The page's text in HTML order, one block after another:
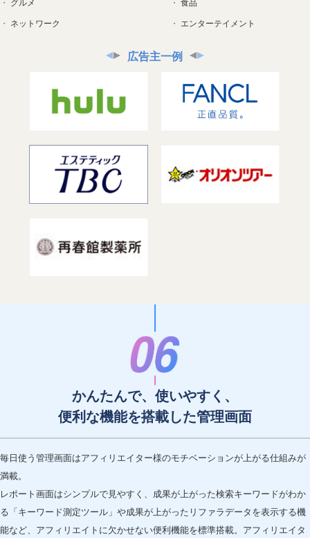
グルメ
ネットワーク
食品
エンターテイメント
広告主一例
かんたんで、使いやすく、
便利な機能を搭載した管理画面
毎日使う管理画面はアフィリエイター様のモチベーションが上がる仕組みが
満載。
レポート画面はシンプルで見やすく、成果が上がった検索キーワードがわか
る「キーワード測定ツール」や成果が上がったリファラデータを表示する機
能など、アフィリエイトに欠かせない便利機能を標準搭載。アフィリエイタ